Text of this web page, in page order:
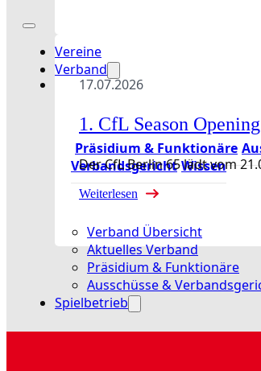
Vereine
Verband
Präsidium & Funktionäre
Verbandsgericht Wissen
Verband Übersicht
Aktuelles Verband
Präsidium & Funktionäre
Ausschüsse &
Spielbetrieb
17.07.2026
1. CfL Season
Der CfL Berlin 65 lädt vom
Weiterlesen